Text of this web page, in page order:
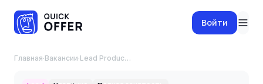
Войти
Главная·Вакансии· Lead Product Analyst (AI-first)